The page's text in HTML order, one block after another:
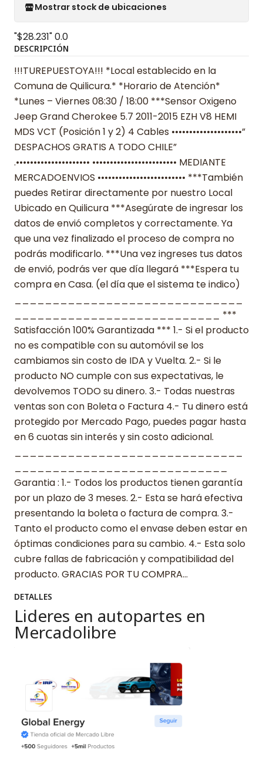
Mostrar stock de ubicaciones
"$28.231"0.0
DESCRIPCIÓN
!!!TUREPUESTOYA!!! *Local establecido en la
Comuna de Quilicura.* *Horario de Atención*
*Lunes – Viernes 08:30 / 18:00 ***Sensor Oxigeno
Jeep Grand Cherokee 5.7 2011-2015 EZH V8 HEMI
MDS VCT (Posición 1 y 2) 4 Cables ••••••••••••••••••••”
DESPACHOS GRATIS A TODO CHILE”
.••••••••••••••••••••• •••••••••••••••••••••••• MEDIANTE
MERCADOENVIOS ••••••••••••••••••••••••• ***También
puedes Retirar directamente por nuestro Local
Ubicado en Quilicura ***Asegúrate de ingresar los
datos de envió completos y correctamente. Ya
que una vez finalizado el proceso de compra no
podrás modificarlo. ***Una vez ingreses tus datos
de envió, podrás ver que día llegará ***Espera tu
compra en Casa. (el día que el sistema te indico)
___________________________ ***
Satisfacción 100% Garantizada *** 1.- Si el producto
no es compatible con su automóvil se los
cambiamos sin costo de IDA y Vuelta. 2.- Si le
producto NO cumple con sus expectativas, le
devolvemos TODO su dinero. 3.- Todas nuestras
ventas son con Boleta o Factura 4.- Tu dinero está
protegido por Mercado Pago, puedes pagar hasta
en 6 cuotas sin interés y sin costo adicional.
Garantia : 1.- Todos los productos tienen garantía
por un plazo de 3 meses. 2.- Esta se hará efectiva
presentando la boleta o factura de compra. 3.-
Tanto el producto como el envase deben estar en
óptimas condiciones para su cambio. 4.- Esta solo
cubre fallas de fabricación y compatibilidad del
producto. GRACIAS POR TU COMPRA…
DETALLES
Lideres en autopartes en
Mercadolibre